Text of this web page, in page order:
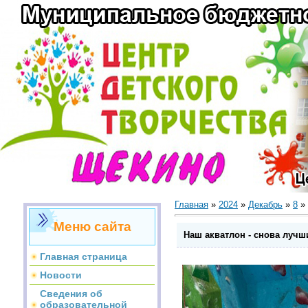
Меню сайта
Главная страница
Новости
Сведения об
образовательной
Главная » 2024 » Декабрь » 8 »
Наш акватлон - снова